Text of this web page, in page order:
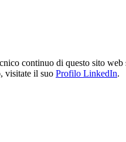
continuo di questo sito
visitate il suo Profilo LinkedIn.